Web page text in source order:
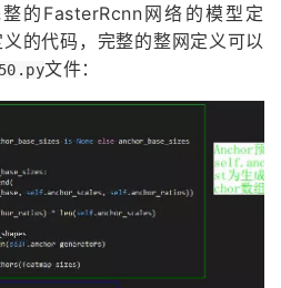
的FasterRcnn网络的模型定
的代码，完整的整网定义可以
文件：